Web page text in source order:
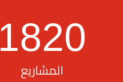
1820
المشاريع